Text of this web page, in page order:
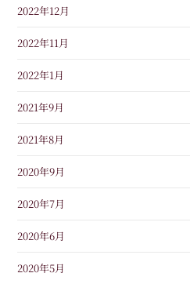
2022年12月
2022年11月
2022年1月
2021年9月
2021年8月
2020年9月
2020年7月
2020年6月
2020年5月